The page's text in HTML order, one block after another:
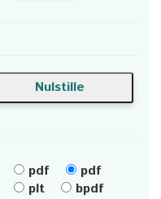
pdf
pdf
plt
bpdf